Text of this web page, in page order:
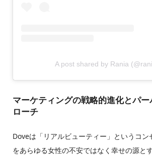
A post shared by Rania
マーケティングの戦略的進化とパ
ローチ
Doveは「リアルビューティー」というコン
をあらゆる女性の不安ではなく幸せの源と